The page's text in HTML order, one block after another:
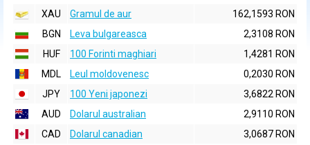
XAU
Gramul de aur
162,1593 RON
BGN
Leva bulgareasca
2,3108 RON
HUF
100 Forinti maghiari
1,4281 RON
MDL
Leul moldovenesc
0,2030 RON
JPY
100 Yeni japonezi
3,6822 RON
AUD
Dolarul australian
2,9110 RON
CAD
Dolarul canadian
3,0687 RON